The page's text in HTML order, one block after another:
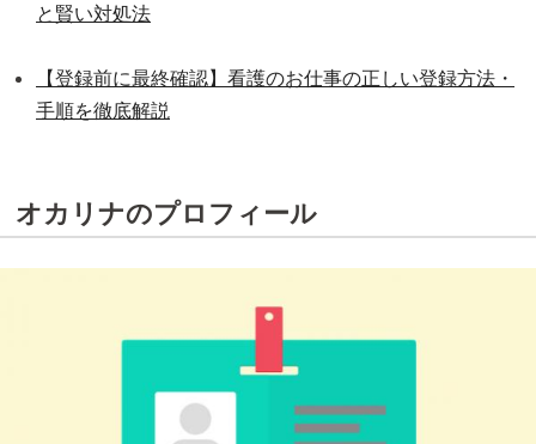
と賢い対処法
【登録前に最終確認】看護のお仕事の正しい登録方法・
手順を徹底解説
オカリナのプロフィール